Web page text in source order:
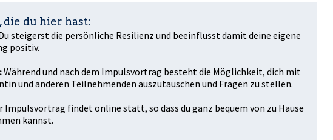
die du hier hast:
steigerst die persönliche Resilienz und beeinflusst damit deine eigene
positiv.
Während und nach dem Impulsvortrag besteht die Möglichkeit, dich mit
und anderen Teilnehmenden auszutauschen und Fragen zu stellen.
Impulsvortrag findet online statt, so dass du ganz bequem von zu Hause
kannst.